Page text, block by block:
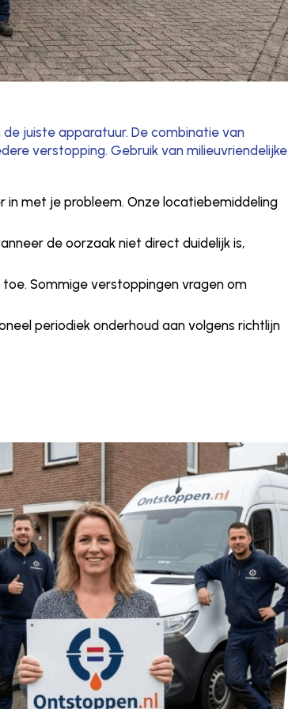
juiste apparatuur. De combinatie van
verstopping. Gebruik van milieuvriendelijke
met je probleem. Onze locatiebemiddeling
de oorzaak niet direct duidelijk is,
Sommige verstoppingen vragen om
periodiek onderhoud aan volgens richtlijn